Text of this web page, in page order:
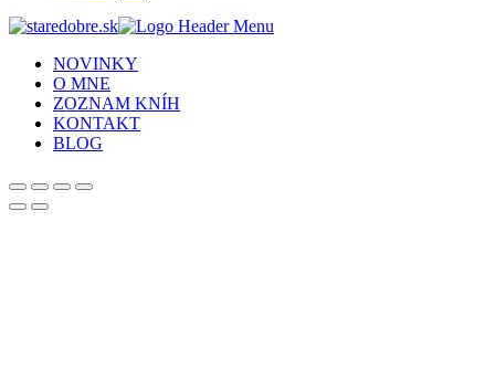
NOVINKY
O MNE
ZOZNAM KNÍH
KONTAKT
BLOG